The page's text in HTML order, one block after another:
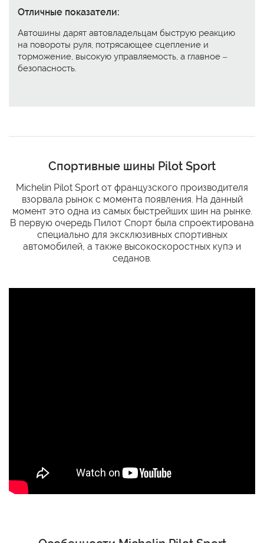
Отличные показатели:
Автошины дарят автовладельцам быструю реакцию
на повороты руля, потрясающее сцепление и
торможение, высокую управляемость, а главное –
безопасность.
Спортивные шины Pilot Sport
Michelin Pilot Sport от французского производителя
взорвала рынок с момента появления. На данный
момент это одна из самых быстрейших шин на рынке.
В первую очередь Пилот Спорт была спроектирована
специально для эксклюзивных спортивных
автомобилей, а также высокоскоростных купэ и
седанов.